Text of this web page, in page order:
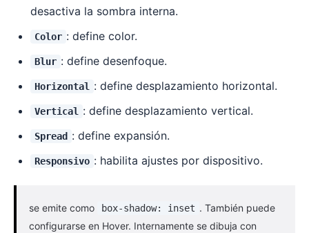
desactiva la sombra interna.
Color : define color.
Blur : define desenfoque.
Horizontal : define desplazamiento horizontal.
Vertical : define desplazamiento vertical.
Spread : define expansión.
Responsivo : habilita ajustes por dispositivo.
se emite como box-shadow: inset . También puede
configurarse en Hover. Internamente se dibuja con